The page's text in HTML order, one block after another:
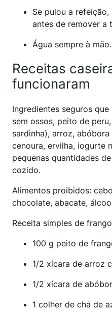
Se pulou a
antes de remover a
Água sempre à mão.
Receitas
funcionaram
Ingredientes seguros
sem ossos, peito de
sardinha), arroz,
cenoura, ervilha, iogurte
pequenas quantidades
cozido.
Alimentos proibidos:
chocolate, abacate,
Receita simples de
100 g peito de
1/2 xícara de arroz
1/2 xícara de
1 colher de chá de